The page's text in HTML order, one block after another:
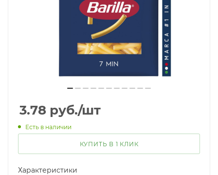
3.78 руб./шт
Есть в наличии
КУПИТЬ В 1 КЛИК
Характеристики